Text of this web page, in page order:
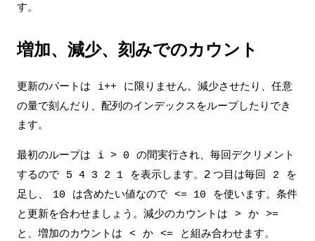
す。
増加、減少、刻みでのカウント
更新のパートは i++
に限りません。減少させたり、任意
の量で刻んだり、配列のインデックスをループしたりでき
ます。
最初のループは i > 0
の間実行され、毎回デクリメント
するので
5 4 3 2 1 を表示します。2 つ目は毎回 2
を
足し、
10 は含めたい値なので <= 10
を使います。条件
と更新を合わせましょう。減少のカウントは
> か >=
と、増加のカウントは < か <= と組み合わせます。